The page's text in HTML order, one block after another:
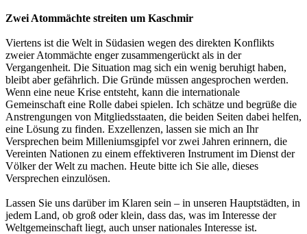
Zwei Atommächte streiten um Kaschmir
Viertens ist die Welt in Südasien wegen des direkten Konflikts
zweier Atommächte enger zusammengerückt als in der
Vergangenheit. Die Situation mag sich ein wenig beruhigt haben,
bleibt aber gefährlich. Die Gründe müssen angesprochen werden.
Wenn eine neue Krise entsteht, kann die internationale
Gemeinschaft eine Rolle dabei spielen. Ich schätze und begrüße die
Anstrengungen von Mitgliedsstaaten, die beiden Seiten dabei helfen,
eine Lösung zu finden. Exzellenzen, lassen sie mich an Ihr
Versprechen beim Milleniumsgipfel vor zwei Jahren erinnern, die
Vereinten Nationen zu einem effektiveren Instrument im Dienst der
Völker der Welt zu machen. Heute bitte ich Sie alle, dieses
Versprechen einzulösen.
Lassen Sie uns darüber im Klaren sein – in unseren Hauptstädten, in
jedem Land, ob groß oder klein, dass das, was im Interesse der
Weltgemeinschaft liegt, auch unser nationales Interesse ist.